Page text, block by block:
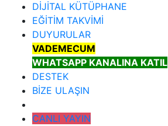
DİJİTAL KÜTÜPHANE
EĞİTİM TAKVİMİ
DUYURULAR
VADEMECUM
WHATSAPP KANALINA KATIL
DESTEK
BİZE ULAŞIN
CANLI YAYIN